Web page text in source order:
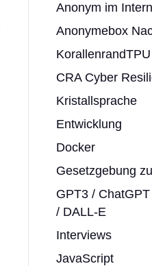
Anonym im
Anonymebox
KorallenrandTPU
CRA Cyber
Kristallsprache
Entwicklung
Docker
Gesetzgebung
GPT3 /
/ DALL-E
Interviews
JavaScript